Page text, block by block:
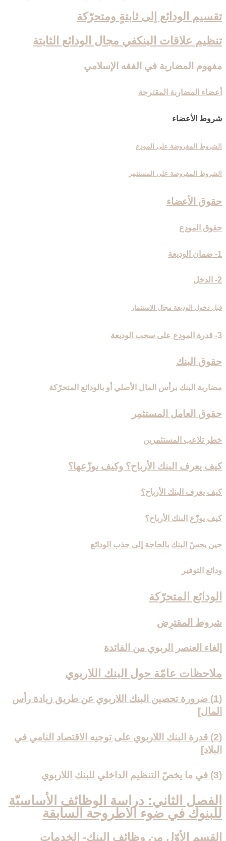
تقسيم الودائع إلى ثابتةٍ ومتحرّكة
تنظيم علاقات البنك‏في مجال الودائع الثابتة
مفهوم المضاربة في الفقه الإسلامي
أعضاء المضاربة المقترحة
شروط الأعضاء
الشروط المفروضة على المودِع
الشروط المفروضة على المستثمِر
حقوق الأعضاء
حقوق المودِع
1- ضمان الوديعة
2- الدخل
قبل دخول الوديعة مجال الاستثمار
3- قدرة المودِع على سحب الوديعة
حقوق البنك
مضاربة البنك برأس المال الأصلي أو بالودائع المتحرّكة
حقوق العامل المستثمِر
خطر تلاعب المستثمرين
كيف يعرف البنك الأرباح؟ وكيف يوزّعها؟
كيف يعرف البنك الأرباح؟
كيف يوزّع البنك الأرباح؟
حين يحسّ البنك بالحاجة إلى جذب الودائع
ودائع التوفير
الودائع المتحرّكة
شروط المقترِض
إلغاء العنصر الربوي من الفائدة
ملاحظات عامّة حول البنك اللاربوي‏
(1) ضرورة تحصين البنك اللاربوي عن طريق زيادة رأس
المال‏]
(2) قدرة البنك اللاربوي على توجيه الاقتصاد النامي في
البلاد]
(3) في ما يخصّ التنظيم الداخلي للبنك اللاربوي‏
الفصل الثاني: دراسة الوظائف الأساسيّة
للبنوك في ضوء الاطروحة السابقة
القسم الأوّل من وظائف البنك- الخدمات